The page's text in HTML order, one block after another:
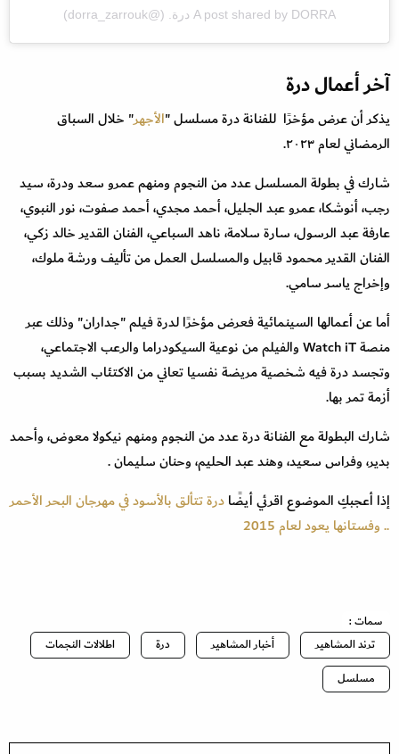
A post shared by DORRA درة. (@dorra_zarrouk)
آخر أعمال درة
يذكر أن عرض مؤخرًا للفنانة درة مسلسل "الأجهر" خلال السباق
الرمضاني لعام ٢٠٢٣.
شارك في بطولة المسلسل عدد من النجوم ومنهم عمرو سعد ودرة، سيد
رجب، أنوشكا، عمرو عبد الجليل، أحمد مجدي، أحمد صفوت، نور النبوي،
عارفة عبد الرسول، سارة سلامة، ناهد السباعي، الفنان القدير خالد زكي،
الفنان القدير محمود قابيل والمسلسل العمل من تأليف ورشة ملوك،
وإخراج ياسر سامي.
أما عن أعمالها السينمائية فعرض مؤخرًا لدرة فيلم "جداران" وذلك عبر
منصة Watch iT والفيلم من نوعية السيكودراما والرعب الاجتماعي،
وتجسد درة فيه شخصية مريضة نفسيا تعاني من الاكتئاب الشديد بسبب
أزمة تمر بها.
شارك البطولة مع الفنانة درة عدد من النجوم ومنهم نيكولا معوض، وأحمد
بدير، وفراس سعيد، وهند عبد الحليم، وحنان سليمان .
إذا أعجبكِ الموضوع اقرئي أيضًادرة تتألق بالأسود في مهرجان البحر الأحمر
.. وفستانها يعود لعام 2015
سمات :
ترند المشاهير
أخبار المشاهير درة
اطلالات النجمات
مسلسل